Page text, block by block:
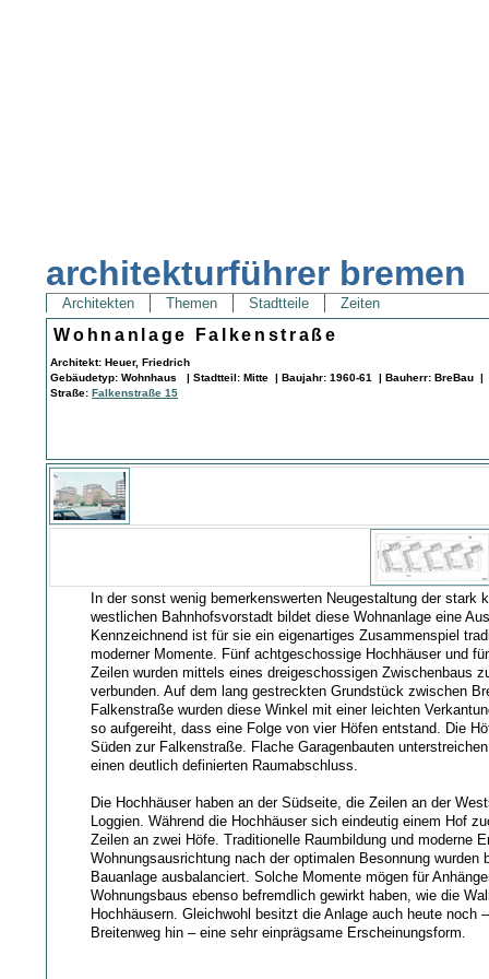
architekturführer bremen
Architekten Themen Stadtteile Zeiten
Wohnanlage Falkenstraße
Architekt: Heuer, Friedrich
Gebäudetyp: Wohnhaus | Stadtteil: Mitte | Baujahr: 1960-61 | Bauherr: BreBau |
Straße:Falkenstraße 15
In der sonst wenig bemerkenswerten Neugestaltung der stark
westlichen Bahnhofsvorstadt bildet diese Wohnanlage eine
Kennzeichnend ist für sie ein eigenartiges Zusammenspiel
moderner Momente. Fünf achtgeschossige Hochhäuser und
Zeilen wurden mittels eines dreigeschossigen Zwischenbaus
verbunden. Auf dem lang gestreckten Grundstück zwischen
Falkenstraße wurden diese Winkel mit einer leichten
so aufgereiht, dass eine Folge von vier Höfen entstand. Die
Süden zur Falkenstraße. Flache Garagenbauten
einen deutlich definierten Raumabschluss.
Die Hochhäuser haben an der Südseite, die Zeilen an der
Loggien. Während die Hochhäuser sich eindeutig einem Hof
Zeilen an zwei Höfe. Traditionelle Raumbildung und moderne
Wohnungsausrichtung nach der optimalen Besonnung wurden
Bauanlage ausbalanciert. Solche Momente mögen für
Wohnungsbaus ebenso befremdlich gewirkt haben, wie die
Hochhäusern. Gleichwohl besitzt die Anlage auch heute noch
Breitenweg hin – eine sehr einprägsame Erscheinungsform.